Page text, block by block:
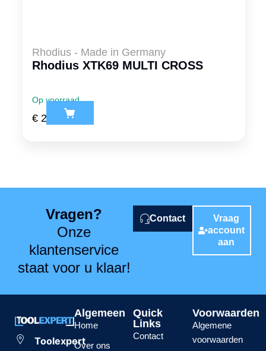
Rhodius - Made in Germany
Rhodius XTK69 MULTI CROSS
Op voorraad
€ 2,28 ex. btw
Vragen?
Onze
klantenservice
staat voor u klaar!
Contact
Vraag
account
aan
Toolexpert
Algemeen
Home
Over ons
Quick
Links
Contact
Voorwaarden
Algemene
voorwaarden